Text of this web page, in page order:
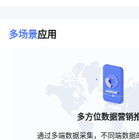
多场景应用
多方位数据营销
通过多端数据采集，不同端数据